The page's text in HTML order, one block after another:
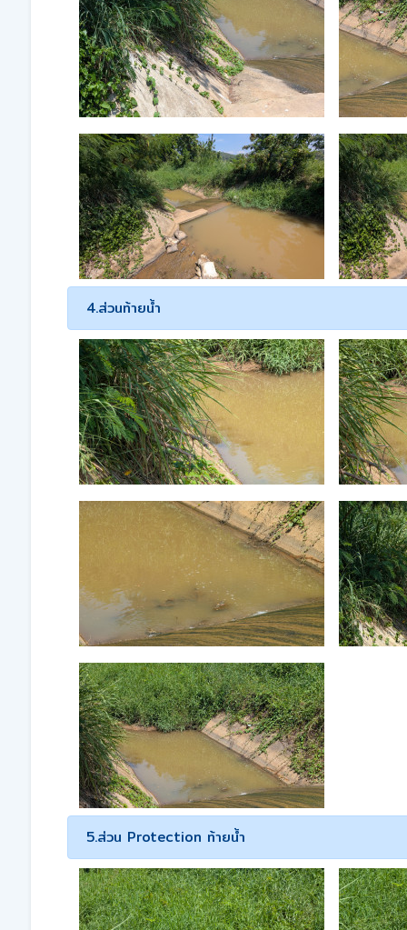
4.ส่วนท้ายน้ำ
5.ส่วน Protection ท้ายน้ำ